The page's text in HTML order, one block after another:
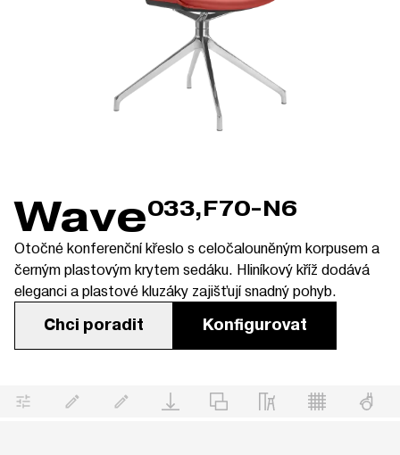
Wave033,F70-N6
Otočné konferenční křeslo s celočalouněným korpusem a
černým plastovým krytem sedáku. Hliníkový kříž dodává
eleganci a plastové kluzáky zajišťují snadný pohyb.
Chci poradit Konfigurovat